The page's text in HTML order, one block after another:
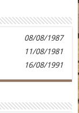
08/08/1987
11/08/1981
16/08/1991